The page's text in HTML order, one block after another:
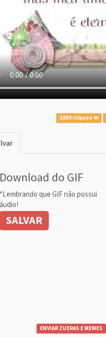
1650 cliques
Download do GIF
*Lembrando que GIF não possui
áudio!
SALVAR
ENVIAR ZUERAS E MEMES